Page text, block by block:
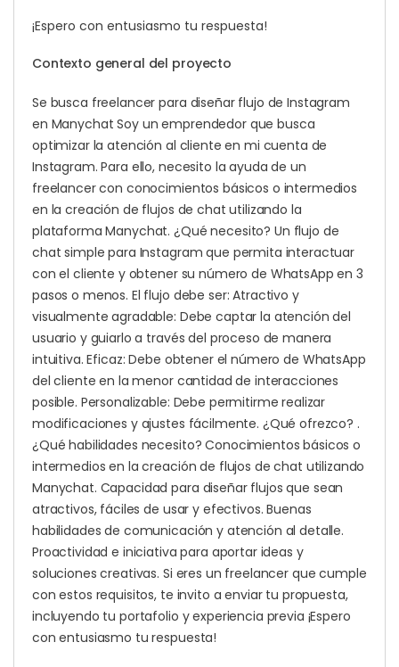
¡Espero con entusiasmo tu respuesta!
Contexto general del proyecto
Se busca freelancer para diseñar flujo de Instagram
en Manychat Soy un emprendedor que busca
optimizar la atención al cliente en mi cuenta de
Instagram. Para ello, necesito la ayuda de un
freelancer con conocimientos básicos o intermedios
en la creación de flujos de chat utilizando la
plataforma Manychat. ¿Qué necesito? Un flujo de
chat simple para Instagram que permita interactuar
con el cliente y obtener su número de WhatsApp en 3
pasos o menos. El flujo debe ser: Atractivo y
visualmente agradable: Debe captar la atención del
usuario y guiarlo a través del proceso de manera
intuitiva. Eficaz: Debe obtener el número de WhatsApp
del cliente en la menor cantidad de interacciones
posible. Personalizable: Debe permitirme realizar
modificaciones y ajustes fácilmente. ¿Qué ofrezco? .
¿Qué habilidades necesito? Conocimientos básicos o
intermedios en la creación de flujos de chat utilizando
Manychat. Capacidad para diseñar flujos que sean
atractivos, fáciles de usar y efectivos. Buenas
habilidades de comunicación y atención al detalle.
Proactividad e iniciativa para aportar ideas y
soluciones creativas. Si eres un freelancer que cumple
con estos requisitos, te invito a enviar tu propuesta,
incluyendo tu portafolio y experiencia previa ¡Espero
con entusiasmo tu respuesta!